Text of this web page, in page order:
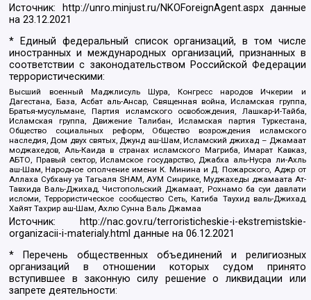
Источник: http://unro.minjust.ru/NKOForeignAgent.aspxданные
на23.12.2021
* Единый федеральный список организаций, в том числе
иностранных и международных организаций, признанных в
соответствии с законодательством Российской Федерации
террористическими:
Высший военный Маджлисуль Шура, Конгресс народов Ичкерии и
Дагестана, База, Асбат аль-Ансар, Священная война, Исламская группа,
Братья-мусульмане, Партия исламского освобождения, Лашкар-И-Тайба,
Исламская группа, Движение Талибан, Исламская партия Туркестана,
Общество социальных реформ, Общество возрождения исламского
наследия, Дом двух святых, Джунд аш-Шам, Исламский джихад – Джамаат
моджахедов, Аль-Каида в странах исламского Магриба, Имарат Кавказ,
АБТО, Правый сектор, Исламское государство, Джабха аль-Нусра ли-Ахль
аш-Шам, Народное ополчение имени К. Минина и Д. Пожарского, Аджр от
Аллаха Субхану уа Тагьаля SHAM, АУМ Синрике, Муджахеды джамаата Ат-
Тавхида Валь-Джихад, Чистопольский Джамаат, Рохнамо ба суи давлати
исломи, Террористическое сообщество Сеть, Катиба Таухид валь-Джихад,
Хайят Тахрир аш-Шам, Ахлю Сунна Валь Джамаа
Источник:
http://nac.gov.ru/terroristicheskie-i-ekstremistskie-
organizacii-i-materialy.html данные на06.12.2021
* Перечень общественных объединений и религиозных
организаций в отношении которых судом принято
вступившее в законную силу решение о ликвидации или
запрете деятельности: